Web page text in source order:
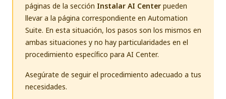
páginas de la sección Instalar AI Centerpueden
llevar a la página correspondiente en Automation
Suite. En esta situación, los pasos son los mismos en
ambas situaciones y no hay particularidades en el
procedimiento específico para AI Center.
Asegúrate de seguir el procedimiento adecuado a tus
necesidades.